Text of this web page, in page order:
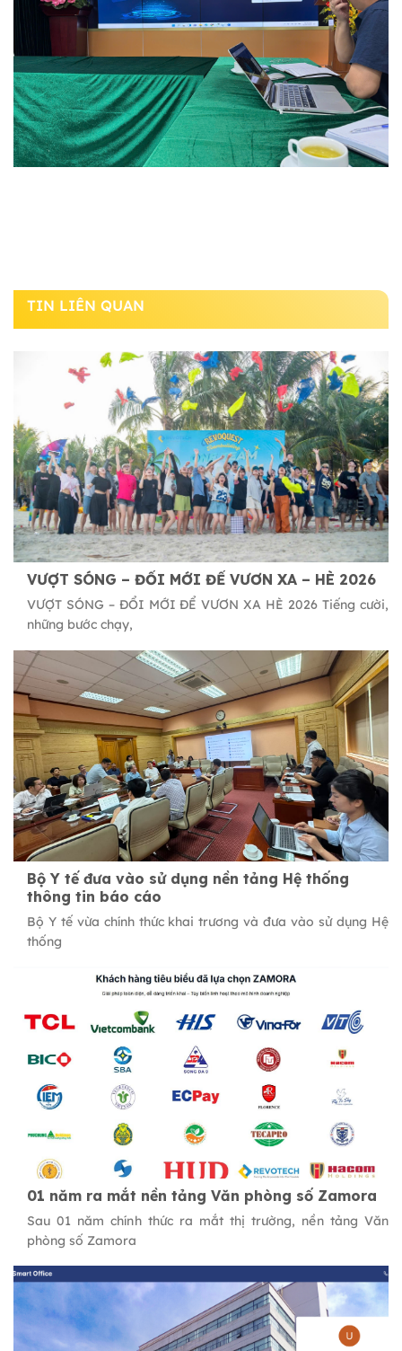
TIN LIÊN QUAN
VƯỢT SÓNG – ĐỔI MỚI ĐỂ VƯƠN XA – HÈ 2026
VƯỢT SÓNG – ĐỔI MỚI ĐỂ VƯƠN XA HÈ 2026 Tiếng cười,
những bước chạy,
Bộ Y tế đưa vào sử dụng nền tảng Hệ thống
thông tin báo cáo
Bộ Y tế vừa chính thức khai trương và đưa vào sử dụng Hệ
thống
01 năm ra mắt nền tảng Văn phòng số Zamora
Sau 01 năm chính thức ra mắt thị trường, nền tảng Văn
phòng số Zamora